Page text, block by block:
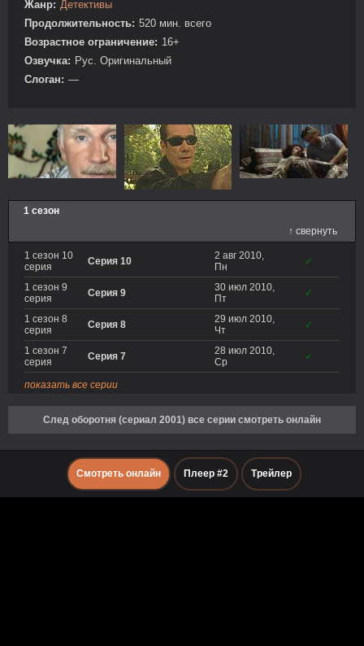
Жанр: Детективы
Продолжительность: 520 мин. всего
Возрастное ограничение: 16+
Озвучка: Рус. Оригинальный
Слоган: —
1 сезон
↑ свернуть
1 сезон 10
серия
Серия 10
2 авг 2010,
Пн
✓
1 сезон 9
серия
Серия 9
30 июл 2010,
Пт
✓
1 сезон 8
серия
Серия 8
29 июл 2010,
Чт
✓
1 сезон 7
серия
Серия 7
28 июл 2010,
Ср
✓
показать все серии
След оборотня (сериал 2001) все серии смотреть онлайн
Смотреть онлайн Плеер #2 Трейлер